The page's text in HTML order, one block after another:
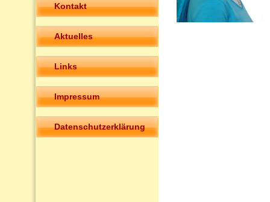
Kontakt
Aktuelles
Links
Impressum
Datenschutzerklärung